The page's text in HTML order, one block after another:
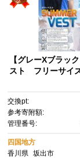
【グレーXブラッ
スト フリーサイ
交換pt:
参考寄附額:
管理番号:
四国地方
香川県
坂出市